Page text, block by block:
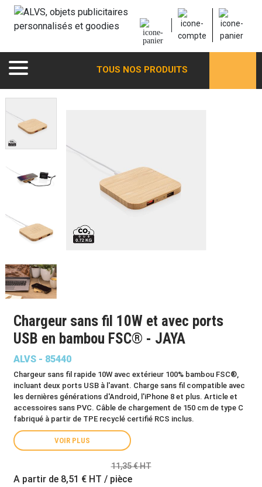
TOUS NOS PRODUITS
Chargeur sans fil 10W et avec ports
USB en bambou FSC® - JAYA
ALVS - 85440
Chargeur sans fil rapide 10W avec extérieur 100% bambou FSC®,
incluant deux ports USB à l'avant. Charge sans fil compatible avec
les dernières générations d'Android, l'iPhone 8 et plus. Article et
accessoires sans PVC. Câble de chargement de 150 cm de type C
fabriqué à partir de TPE recyclé certifié RCS inclus.
VOIR PLUS
11,35 € HT
A partir de 8,51 € HT / pièce